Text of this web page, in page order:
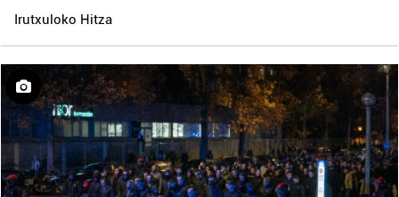
Irutxuloko Hitza